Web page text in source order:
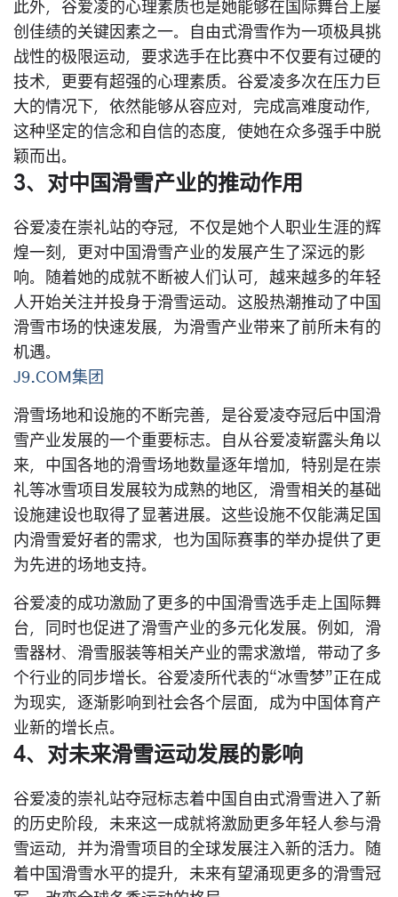
此外，谷爱凌的心理素质也是她能够在国际舞台上屡
创佳绩的关键因素之一。自由式滑雪作为一项极具挑
战性的极限运动，要求选手在比赛中不仅要有过硬的
技术，更要有超强的心理素质。谷爱凌多次在压力巨
大的情况下，依然能够从容应对，完成高难度动作，
这种坚定的信念和自信的态度，使她在众多强手中脱
颖而出。
3、对中国滑雪产业的推动作用
谷爱凌在崇礼站的夺冠，不仅是她个人职业生涯的辉
煌一刻，更对中国滑雪产业的发展产生了深远的影
响。随着她的成就不断被人们认可，越来越多的年轻
人开始关注并投身于滑雪运动。这股热潮推动了中国
滑雪市场的快速发展，为滑雪产业带来了前所未有的
机遇。
J9.COM集团
滑雪场地和设施的不断完善，是谷爱凌夺冠后中国滑
雪产业发展的一个重要标志。自从谷爱凌崭露头角以
来，中国各地的滑雪场地数量逐年增加，特别是在崇
礼等冰雪项目发展较为成熟的地区，滑雪相关的基础
设施建设也取得了显著进展。这些设施不仅能满足国
内滑雪爱好者的需求，也为国际赛事的举办提供了更
为先进的场地支持。
谷爱凌的成功激励了更多的中国滑雪选手走上国际舞
台，同时也促进了滑雪产业的多元化发展。例如，滑
雪器材、滑雪服装等相关产业的需求激增，带动了多
个行业的同步增长。谷爱凌所代表的“冰雪梦”正在成
为现实，逐渐影响到社会各个层面，成为中国体育产
业新的增长点。
4、对未来滑雪运动发展的影响
谷爱凌的崇礼站夺冠标志着中国自由式滑雪进入了新
的历史阶段，未来这一成就将激励更多年轻人参与滑
雪运动，并为滑雪项目的全球发展注入新的活力。随
着中国滑雪水平的提升，未来有望涌现更多的滑雪冠